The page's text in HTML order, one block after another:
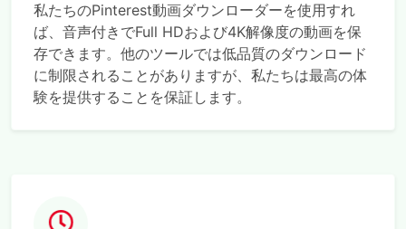
私たちのPinterest動画ダウンローダーを使用すれ
ば、音声付きでFull HDおよび4K解像度の動画を保
存できます。他のツールでは低品質のダウンロード
に制限されることがありますが、私たちは最高の体
験を提供することを保証します。